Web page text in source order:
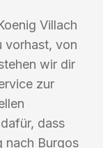
Villach
vorhast, von
wir dir
zur
dass
nach Burgos